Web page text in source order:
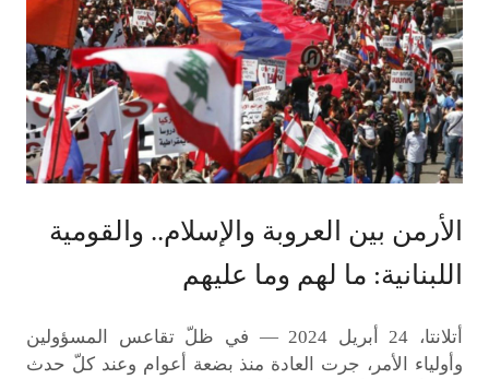
الأرمن بين العروبة والإسلام.. والقومية
اللبنانية: ما لهم وما عليهم
أتلانتا، 24 أبريل 2024 — في ظلّ تقاعس المسؤولين
وأولياء الأمر، جرت العادة منذ بضعة أعوام وعند كلّ حدث